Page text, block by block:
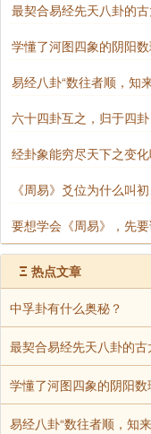
最契合易经先天八卦的
学懂了河图四象的阴阳
易经八卦“数往者顺，知
六十四卦互之，归于四
经卦象能穷尽天下之变化
《周易》爻位为什么叫
要想学会《周易》，先
Ξ 热点文章
中孚卦有什么奥秘？
最契合易经先天八卦的
学懂了河图四象的阴阳
易经八卦“数往者顺，知